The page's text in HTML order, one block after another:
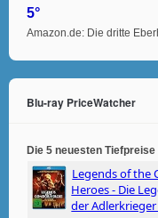
5°
Amazon.de: Die dritte
Blu-ray PriceWatcher
Die 5 neuesten Tiefpreise